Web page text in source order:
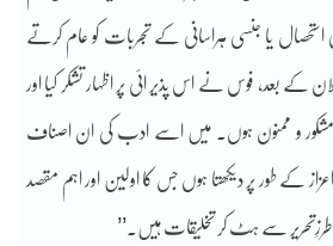
یا جنسی ہراسانی کے تجربات کو عام کرتے
کے بعد، فوس نے اس پذیر ائی پر اظہار تشکر کیا اور
مشکور و ممنون ہوں۔ میں اسے ادب کی ان اصناف
کے طور پر دیکھتا ہوں جس کا اولین اور اہم مقصد
طرزِتحریر سے ہٹ کر تخلیقات ہیں۔’’